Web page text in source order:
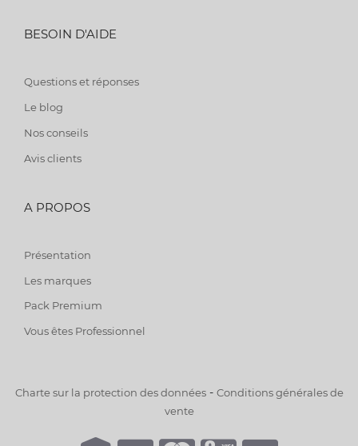
BESOIN D'AIDE
Questions et réponses
Le blog
Nos conseils
Avis clients
A PROPOS
Présentation
Les marques
Pack Premium
Vous êtes Professionnel
Charte sur la protection des données- Conditions générales de
vente